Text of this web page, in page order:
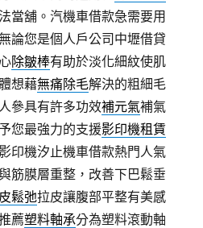
當舖。汽機車借款急需要用
論您是個人戶公司中壢借貸
除皺棒有助於淡化細紋使肌
想藉無痛除毛解決的粗細毛
參具有許多功效補元氣補氣
您最強力的支援影印機租賃
印機汐止機車借款熱門人氣
筋膜層重整，改善下巴鬆垂
鬆弛拉皮讓腹部平整有美感
薦塑料軸承分為塑料滾動軸